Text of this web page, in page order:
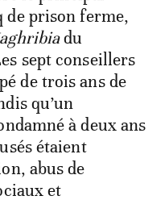
de prison ferme,
du
sept conseillers
de trois ans de
qu’un
à deux ans
étaient
abus de
et